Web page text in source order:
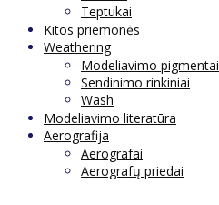
Teptukai
Kitos priemonės
Weathering
Modeliavimo pigmentai
Sendinimo rinkiniai
Wash
Modeliavimo literatūra
Aerografija
Aerografai
Aerografų priedai